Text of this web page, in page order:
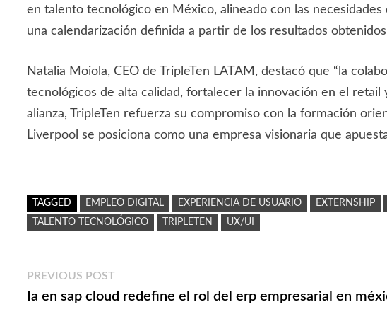
en talento tecnológico en México, alineado con las
una calendarización definida a partir de los resultados
Natalia Moiola, CEO de TripleTen LATAM, destacó que “la
tecnológicos de alta calidad, fortalecer la innovación en el
alianza, TripleTen refuerza su compromiso con la formación
Liverpool se posiciona como una empresa visionaria que
TAGGED EMPLEO DIGITAL EXPERIENCIA DE USUARIO EXTERNSHIP
TALENTO TECNOLÓGICO
TRIPLETEN UX/UI
Navegación
de
PREVIOUS POST
post:
Ia en sap cloud redefine el rol del erp empresarial en